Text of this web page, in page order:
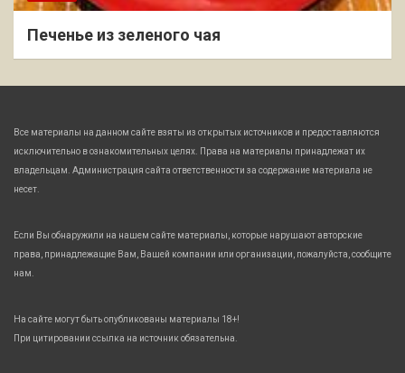
Печенье из зеленого чая
Все материалы на данном сайте взяты из открытых источников и предоставляются
исключительно в ознакомительных целях. Права на материалы принадлежат их
владельцам. Администрация сайта ответственности за содержание материала не
несет.
Если Вы обнаружили на нашем сайте материалы, которые нарушают авторские
права, принадлежащие Вам, Вашей компании или организации, пожалуйста, сообщите
нам.
На сайте могут быть опубликованы материалы 18+!
При цитировании ссылка на источник обязательна.